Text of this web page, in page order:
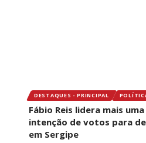
DESTAQUES - PRINCIPAL
Fábio Reis lidera mais
intenção de votos para
em Sergipe